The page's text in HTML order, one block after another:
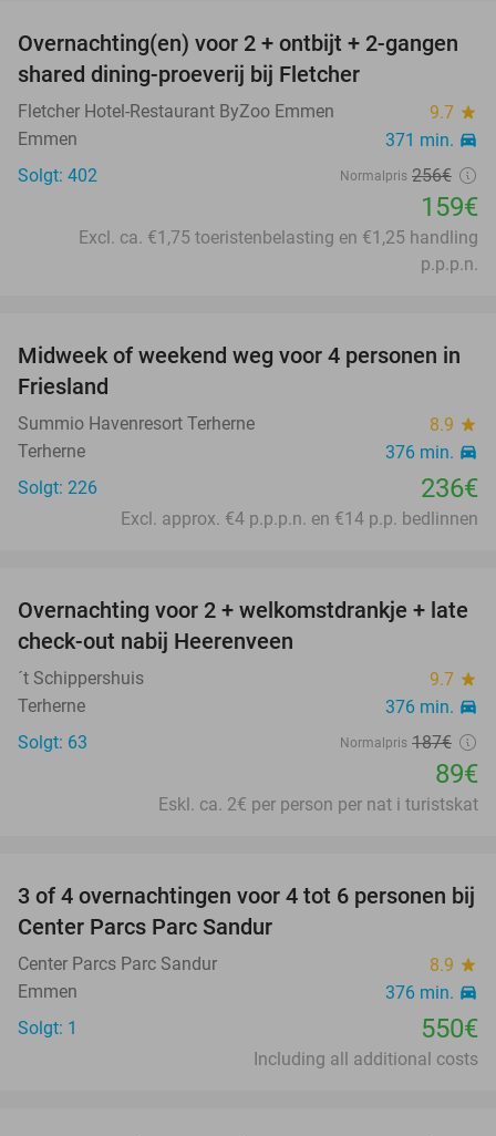
38%
Overnachting(en) voor 2 + ontbijt + 2-gangen
shared dining-proeverij bij Fletcher
Fletcher Hotel-Restaurant ByZoo Emmen 9.7 star
Emmen 371 min. directions_car
Solgt: 402 Normalpris 256€
159€
Excl. ca. €1,75 toeristenbelasting en €1,25 handling
p.p.p.n.
Midweek of weekend weg voor 4 personen in
Friesland
Summio Havenresort Terherne 8.9 star
Terherne 376 min. directions_car
Solgt: 226 236€
Excl. approx. €4 p.p.p.n. en €14 p.p. bedlinnen
52%
Overnachting voor 2 + welkomstdrankje + late
check-out nabij Heerenveen
´t Schippershuis 9.7 star
Terherne 376 min. directions_car
Solgt: 63 Normalpris 187€
89€
Eskl. ca. 2€ per person per nat i turistskat
3 of 4 overnachtingen voor 4 tot 6 personen bij
Center Parcs Parc Sandur
Center Parcs Parc Sandur 8.9 star
Emmen 376 min. directions_car
Solgt: 1 550€
Including all additional costs